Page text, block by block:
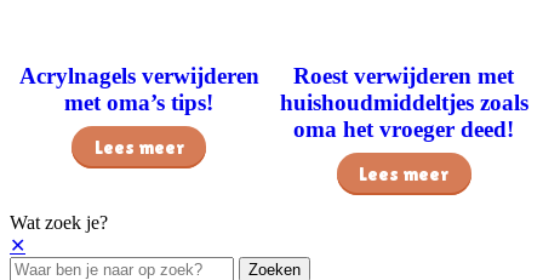
Acrylnagels verwijderen
met oma’s tips!
Lees meer
Roest verwijderen met
huishoudmiddeltjes zoals
oma het vroeger deed!
Lees meer
Wat zoek je?
✕
Zoeken